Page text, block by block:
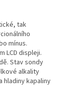
tak
mínus.
LCD displeji.
Stav sondy
alkality
hladiny kapaliny